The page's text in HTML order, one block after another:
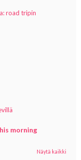
road tripin
morning
Näytä kaikki